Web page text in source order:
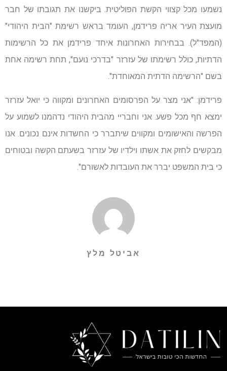
נשמעו מכל קצווי הקשת הפוליטית. ביקשנו את תגובתו של חבר
מועצת העיר אריה פרידמן, העומד בראש רשימת "הבית היהודי"
(המפד"ל). בבחירות האחרונות איחד פרידמן את כל הרשימות
הדתיות, כולל רשימתו של עזרזר "בדרכי נועם", תחת רשימה אחת
בשם "הרשימה הדתית המאוחדת".
פרידמן: "אני מצר על הפרסומים האחרונים ומקווה כי יואל עזרזר
ימצא חף מכל פשע. אני וחבריי מהבית היהודי נדהמנו לשמוע על
הפרשה והאישומים ומקווים שיתברר כי החשדות אינם נכונים. אנו
מבקשים לחזק את אשתו וילדיו של עזרזר בשעתם הקשה ובטוחים
כי בית המשפט יברר את העובדות לאשורם".
אביטל מלץ